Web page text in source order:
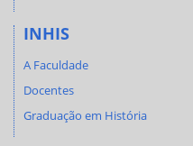
INHIS
A Faculdade
Docentes
Graduação em História